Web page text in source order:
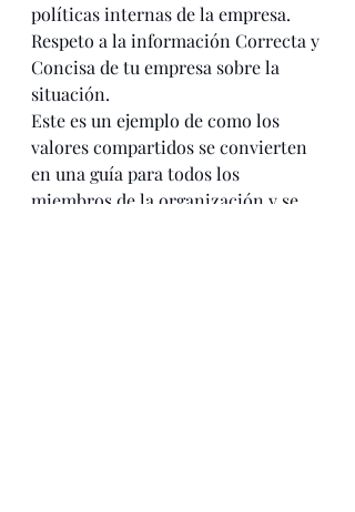
políticas internas de la empresa.
Respeto a la información Correcta y
Concisa de tu empresa sobre la
situación.
Este es un ejemplo de como los
valores compartidos se convierten
en una guía para todos los
miembros de la organización y se